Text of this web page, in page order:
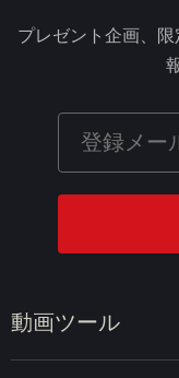
動画ツール
プレゼント企画、